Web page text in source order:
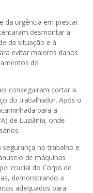
da urgência em prestar
desmontar a
da situação e à
evitar maiores danos
de
conseguiram cortar a
do trabalhador. Após o
para a
de Luziânia, onde
no trabalho e
de máquinas
crucial do Corpo de
demonstrando a
adequados para